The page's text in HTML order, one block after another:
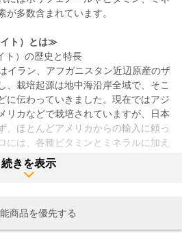
が多数含まれています。
ト）とは≫
ト）の歴史と特長
イラン、アフガニスタン近辺原産のザ
、栽培起源は地中海沿岸全域で、そこ
に伝わっていきました。現在ではアジ
リカなどで栽培されていますが、日本
、ほとんどアメリカからの輸入に頼っ
には、各種ビタミンとミネラルに加え
養成分が含まれていることが特長で、
れています。
めとした多くのポリフェノール成分が
が期待できます。また、女性ホルモン
続きを表示
商品を優先する